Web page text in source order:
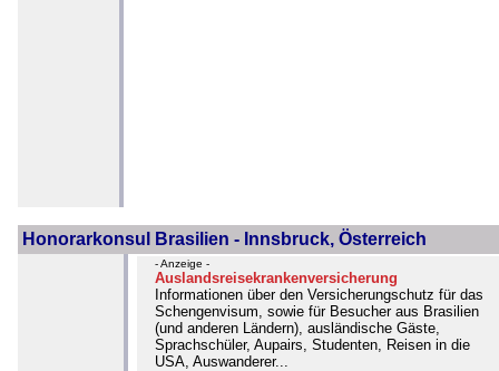
Honorarkonsul Brasilien - Innsbruck, Österreich
- Anzeige -
Auslandsreisekrankenversicherung
Informationen über den Versicherungschutz für das
Schengenvisum, sowie für Besucher aus Brasilien
(und anderen Ländern), ausländische Gäste,
Sprachschüler, Aupairs, Studenten, Reisen in die
USA, Auswanderer...